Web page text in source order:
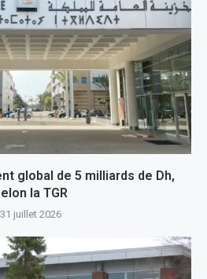
global de 5 milliards de Dh,
la TGR
31 juillet 2026